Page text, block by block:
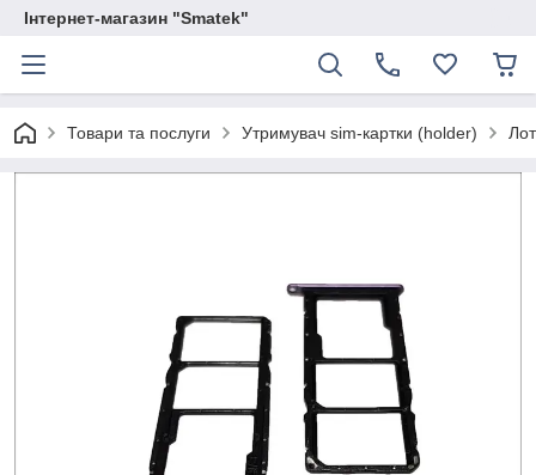
Інтернет-магазин "Smatek"
Товари та послуги Утримувач sim-картки (holder)